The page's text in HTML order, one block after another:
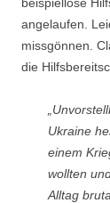
angelaufen.
missgönnen.
die
Ukraine
einem
wollten
Alltag